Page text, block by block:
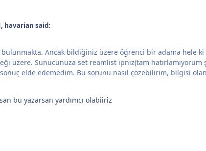
havarian said:
Ancak bildiğiniz üzere öğrenci bir adama hele ki
üzere. Sunucunuza set reamlist ipniz(tam hatırlamıyorum
elde edemedim. Bu sorunu nasıl çözebilirim, bilgisi
bu yazarsan yardımcı olabiiriz